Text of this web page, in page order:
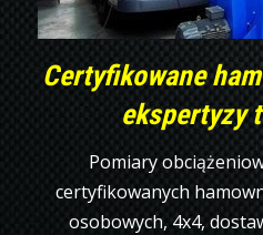
Certyfikowane
ekspertyzy
Pomiary
certyfikowanych
osobowych, 4x4,